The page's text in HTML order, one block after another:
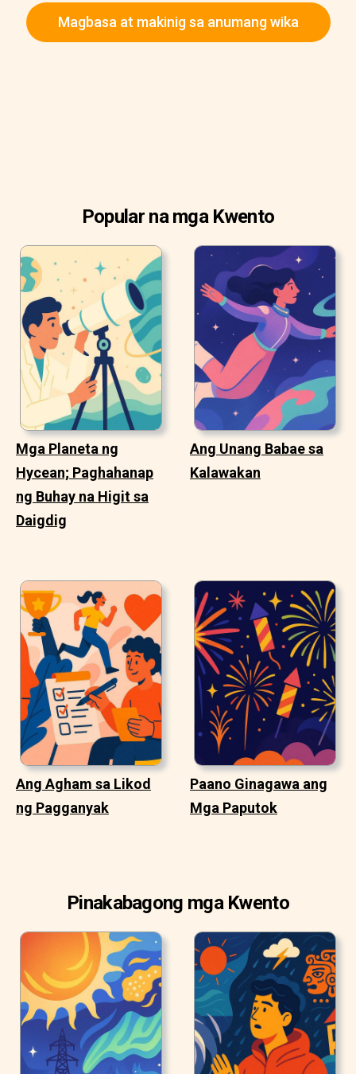
Magbasa at makinig sa anumang wika
Popular na mga Kwento
Mga Planeta ng
Hycean; Paghahanap
ng Buhay na Higit sa
Daigdig
Ang Unang Babae sa
Kalawakan
Ang Agham sa Likod
ng Pagganyak
Paano Ginagawa ang
Mga Paputok
Pinakabagong mga Kwento